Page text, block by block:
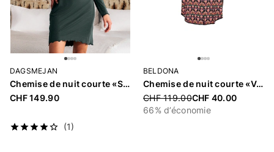
DAGSMEJAN
Chemise de nuit courte «Stay Warm»
CHF 149.90
(1)
BELDONA
Chemise de nuit courte «Venus»
Price reduced from
CHF 119.00CHF 40.00
66% d’économie